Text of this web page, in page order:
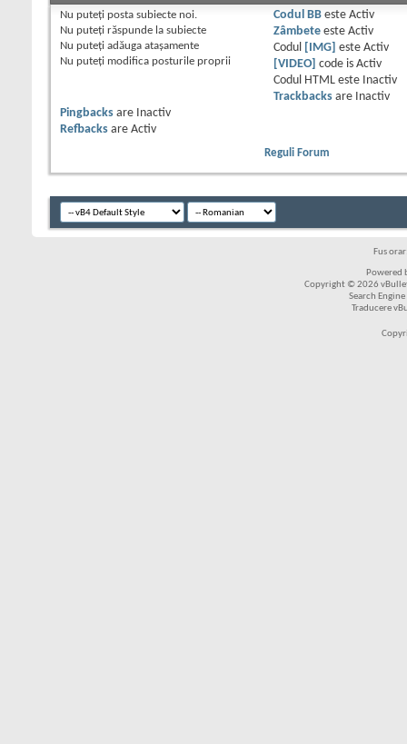
Nu puteţi posta subiecte noi.
Nu puteţi răspunde la subiecte
Nu puteţi adăuga ataşamente
Nu puteţi modifica posturile proprii
Codul BBeste Activ
Zâmbeteeste Activ
Codul
[IMG] este Activ
[VIDEO]
code is Activ
Codul HTML este
Inactiv
Trackbacksare
Inactiv
Pingbacks are
Inactiv
Refbacks are Activ
Reguli Forum
Fus
Powered
Copyright © 2026
Search
Traducere